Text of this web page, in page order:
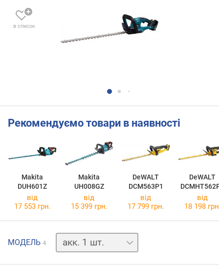
в список
Рекомендуємо товари в наявності
Makita
DUH601Z
Makita
UH008GZ
DeWALT
DCM563P1
DeWALT
від
17 553 грн.
від
15 399 грн.
від
17 799 грн.
від
18 198
МОДЕЛЬ 4